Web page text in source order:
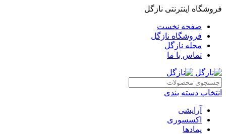
فروشگاه اینترنتی نازگل
صفحه نخست
فروشگاه نازگل
مجله نازگل
تماس با ما
انتخاب دسته بندی
آرایشی
اکسسوری
پمادها